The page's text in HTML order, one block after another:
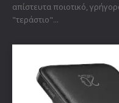
απίστευτα ποιοτικό,
"τεράστιο"...